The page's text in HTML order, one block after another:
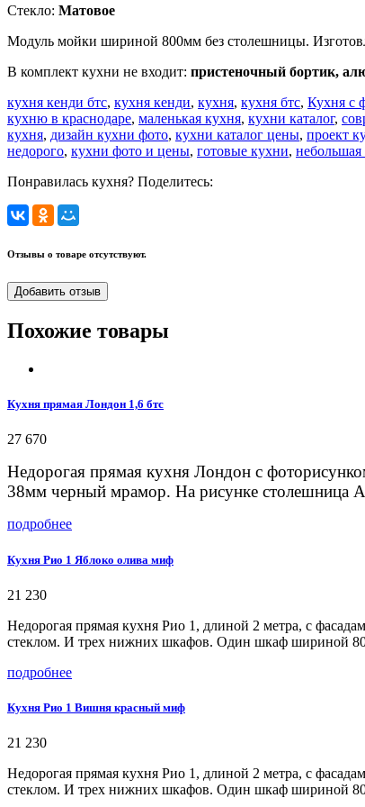
Стекло: Матовое
Модуль мойки шириной 800мм без столешницы.
В комплект кухни не входит: пристеночный бортик,
кухня кенди бтс, кухня кенди, кухня, кухня бтс, Кухня с
кухню в краснодаре, маленькая кухня, кухни каталог,
кухня, дизайн кухни фото, кухни каталог цены, проект
недорого, кухни фото и цены, готовые кухни, небольшая
Понравилась кухня? Поделитесь:
Отзывы о товаре отсутствуют.
Добавить отзыв
Похожие товары
Кухня прямая Лондон 1,6 бтс
27 670
Недорогая прямая кухня Лондон с
38мм черный мрамор. На рисунке столешница
подробнее
Кухня Рио 1 Яблоко олива миф
21 230
Недорогая прямая кухня Рио 1, длиной 2 метра, с
стеклом. И трех нижних шкафов. Один шкаф шириной
подробнее
Кухня Рио 1 Вишня красный миф
21 230
Недорогая прямая кухня Рио 1, длиной 2 метра, с
стеклом. И трех нижних шкафов. Один шкаф шириной